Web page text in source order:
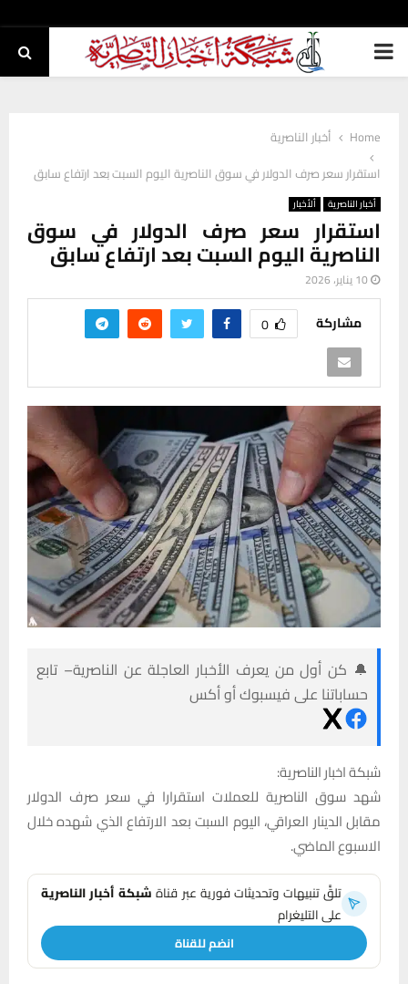
PRIMARY
Home
أخبار الناصرية
استقرار سعر صرف الدولار في سوق الناصرية اليوم السبت بعد ارتفاع سابق
أخبار الناصرية ألأخبار
استقرار سعر صرف الدولار في سوق
الناصرية اليوم السبت بعد ارتفاع سابق
10 يناير، 2026
مشاركة 0
🔔 كن أول من يعرف الأخبار العاجلة عن الناصرية– تابع
حساباتنا على فيسبوك أو أكس
شبكة اخبار الناصرية:
شهد سوق الناصرية للعملات استقرارا في سعر صرف الدولار
مقابل الدينار العراقي، اليوم السبت بعد الارتفاع الذي شهده خلال
الاسبوع الماضي.
تلقَّ تنبيهات وتحديثات فورية عبر قناةشبكة أخبار الناصرية
على التليغرام
انضم للقناة